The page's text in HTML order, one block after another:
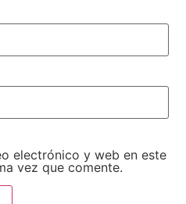
electrónico y web en este
vez que comente.